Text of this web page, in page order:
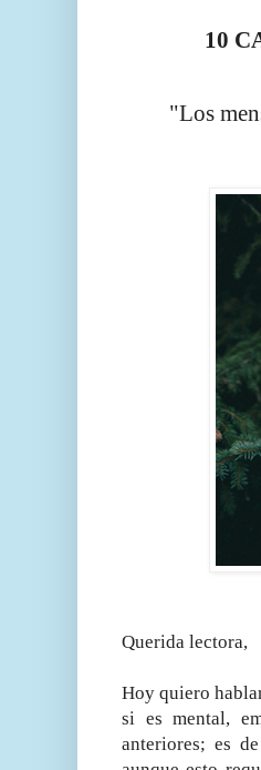
10
"Los
Querida lectora,
Hoy quiero
si es mental,
anteriores; es